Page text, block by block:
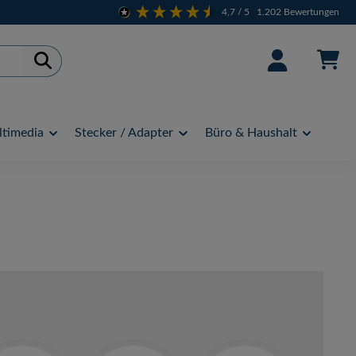
4,7 / 5 1.202 Bewertungen
Stecker / Adapter Büro & Haushalt